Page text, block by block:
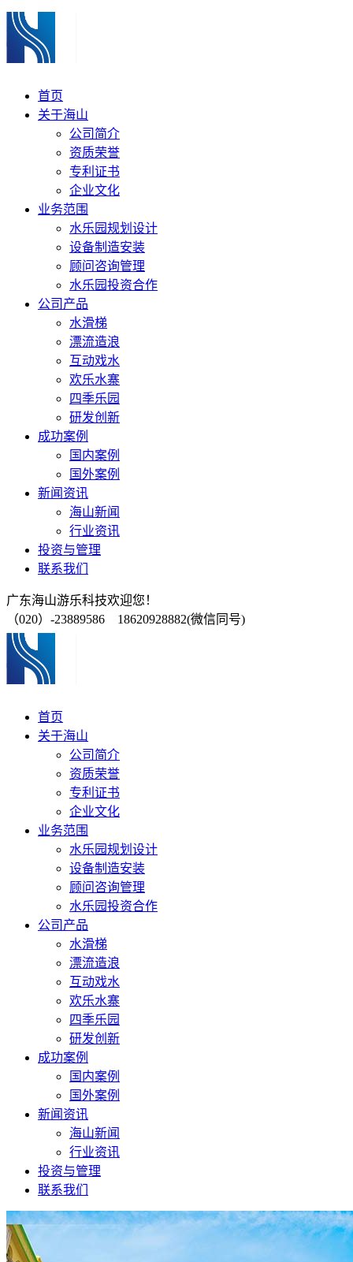
首页
关于海山
公司简介
资质荣誉
专利证书
企业文化
业务范围
水乐园规划设计
设备制造安装
顾问咨询管理
水乐园投资合作
公司产品
水滑梯
漂流造浪
互动戏水
欢乐水寨
四季乐园
研发创新
成功案例
国内案例
国外案例
新闻资讯
海山新闻
行业资讯
投资与管理
联系我们
广东海山游乐科技欢迎您！
（020）-23889586 18620928882(微信同号)
首页
关于海山
公司简介
资质荣誉
专利证书
企业文化
业务范围
水乐园规划设计
设备制造安装
顾问咨询管理
水乐园投资合作
公司产品
水滑梯
漂流造浪
互动戏水
欢乐水寨
四季乐园
研发创新
成功案例
国内案例
国外案例
新闻资讯
海山新闻
行业资讯
投资与管理
联系我们